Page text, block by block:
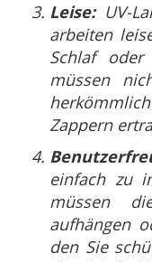
Leise:UV-
arbeiten
Schlaf
müssen
Zappern
einfach zu
müssen
aufhängen
den Sie